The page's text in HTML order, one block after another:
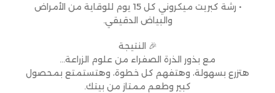
• رشة كبريت ميكروني كل 15 يوم للوقاية من الأمراض
والبياض الدقيقي.
🎉 النتيجة
مع بذور الذرة الصفراء من علوم الزراعة…
هتزرع بسهولة، وهتفهم كل خطوة، وهتستمتع بمحصول
كبير وطعم ممتاز من بيتك.